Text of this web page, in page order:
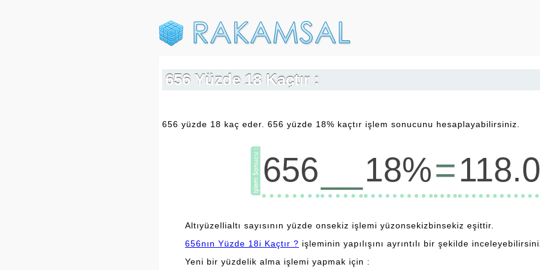
656 Yüzde 18 Kaçtır :
656 yüzde 18 kaç eder. 656 yüzde 18% kaçtır işlem sonucunu hesaplayabilirsiniz.
656 18%=
Altıyüzellialtı sayısının yüzde onsekiz işlemi yüzonsekizbinsekiz eşittir.
656nın Yüzde 18i Kaçtır ? işleminin yapılışını ayrıntılı bir şekilde
Yeni bir yüzdelik alma işlemi yapmak için :